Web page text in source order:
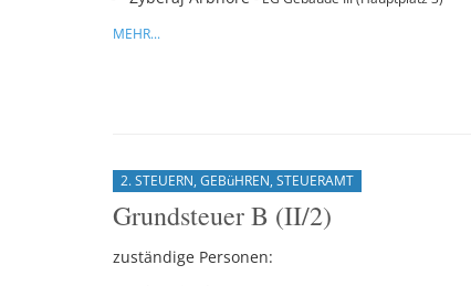
MEHR...
2. STEUERN, GEBüHREN, STEUERAMT
Grundsteuer B (II/2)
zuständige Personen: